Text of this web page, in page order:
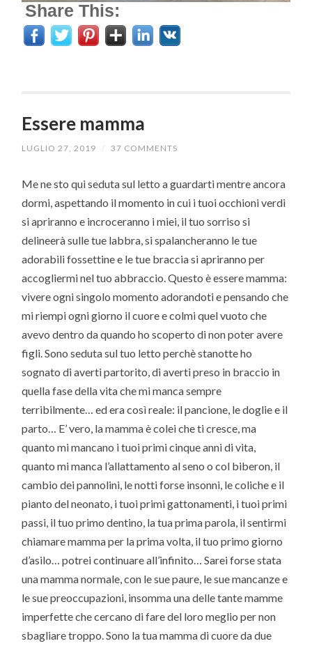
Share This:
Essere mamma
LUGLIO 27, 2019 / 37 COMMENTS
Me ne sto qui seduta sul letto a guardarti mentre ancora
dormi, aspettando il momento in cui i tuoi occhioni verdi
si apriranno e incroceranno i miei, il tuo sorriso si
delineerà sulle tue labbra, si spalancheranno le tue
adorabili fossettine e le tue braccia si apriranno per
accogliermi nel tuo abbraccio. Questo è essere mamma:
vivere ogni singolo momento adorandoti e pensando che
mi riempi ogni giorno il cuore e colmi quel vuoto che
avevo dentro da quando ho scoperto di non poter avere
figli. Sono seduta sul tuo letto perchè stanotte ho
sognato di averti partorito, di averti preso in braccio in
quella fase della vita che mi manca sempre
terribilmente… ed era così reale: il pancione, le doglie e il
parto… E’ vero, la mamma è colei che ti cresce, ma
quanto mi mancano i tuoi primi cinque anni di vita,
quanto mi manca l’allattamento al seno o col biberon, il
cambio dei pannolini, le notti forse insonni, le coliche e il
pianto del neonato, i tuoi primi gattonamenti, i tuoi primi
passi, il tuo primo dentino, la tua prima parola, il sentirmi
chiamare mamma per la prima volta, il tuo primo giorno
d’asilo… potrei continuare all’infinito… Sarei forse stata
una mamma normale, con le sue paure, le sue mancanze e
le sue preoccupazioni, insomma una delle tante mamme
imperfette che cercano di fare del loro meglio per non
sbagliare troppo. Sono la tua mamma di cuore da due